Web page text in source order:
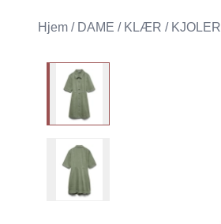
Hjem / DAME / KLÆR / KJOLER